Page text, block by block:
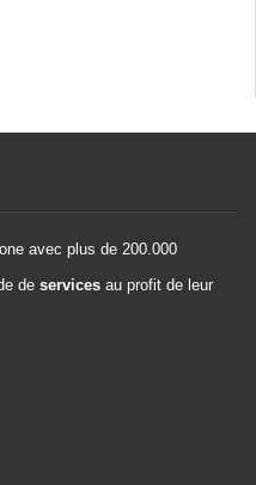
avec plus de 200.000
de services au profit de leur